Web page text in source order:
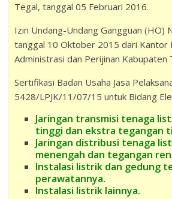
Tegal, tanggal 05 Februari 2016.
Izin Undang-Undang Gangguan (HO)
tanggal 10 Oktober 2015 dari Kantor
Administrasi dan Perijinan Kabupaten
Sertifikasi Badan Usaha Jasa
5428/LPJK/11/07/15 untuk Bidang
Jaringan transmisi tenaga
tinggi dan ekstra tegangan
Jaringan distribusi tenaga
menengah dan tegangan
Instalasi listrik dan gedung
perawatannya.
Instalasi listrik lainnya.